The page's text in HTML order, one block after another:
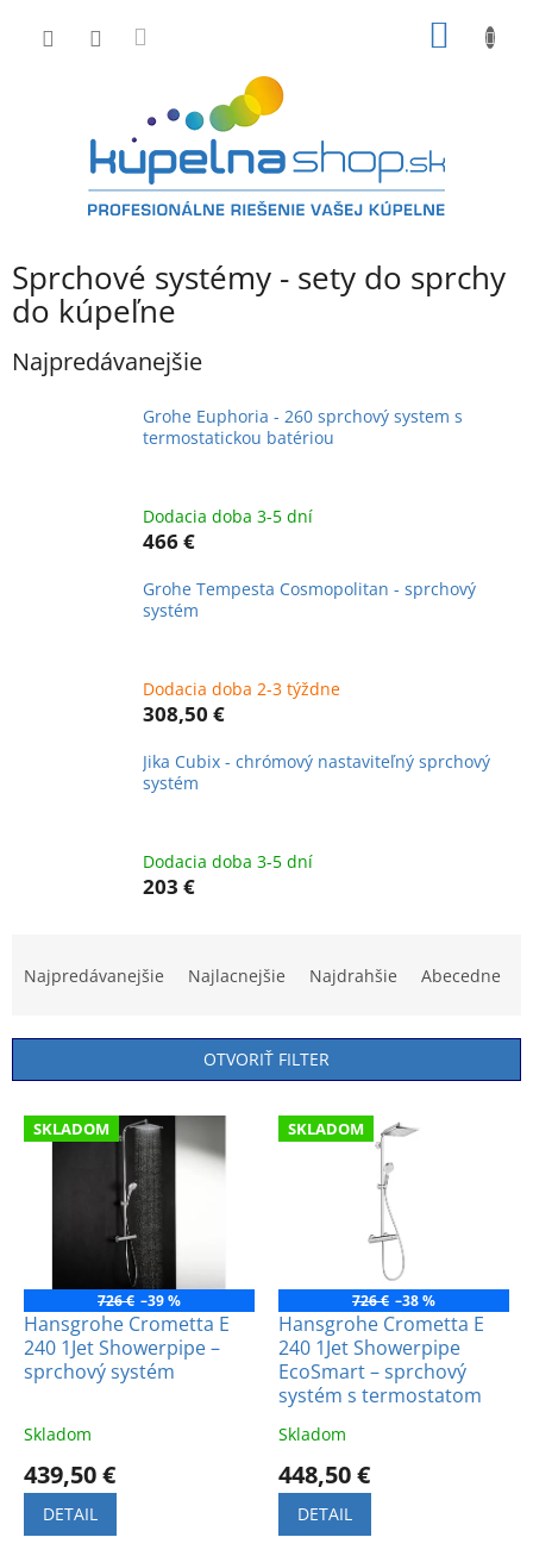
Sprchové systémy - sety do sprchy
do kúpeľne
Najpredávanejšie
Grohe Euphoria - 260 sprchový system s
termostatickou batériou
Dodacia doba 3-5 dní
466 €
Grohe Tempesta Cosmopolitan - sprchový
systém
Dodacia doba 2-3 týždne
308,50 €
Jika Cubix - chrómový nastaviteľný sprchový
systém
Dodacia doba 3-5 dní
203 €
n
i
o
Najpredávanejšie Najlacnejšie Najdrahšie Abecedne
OTVORIŤ FILTER
V
o
u
o
SKLADOM
726 € –39 %
Hansgrohe Crometta E
240 1Jet Showerpipe –
sprchový systém
Skladom
439,50 €
DETAIL
SKLADOM
726 € –38 %
Hansgrohe Crometta E
240 1Jet Showerpipe
EcoSmart – sprchový
systém s termostatom
Skladom
448,50 €
DETAIL